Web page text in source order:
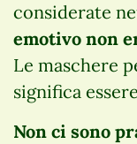
considerate
emotivo non
Le maschere
significa
Non ci sono